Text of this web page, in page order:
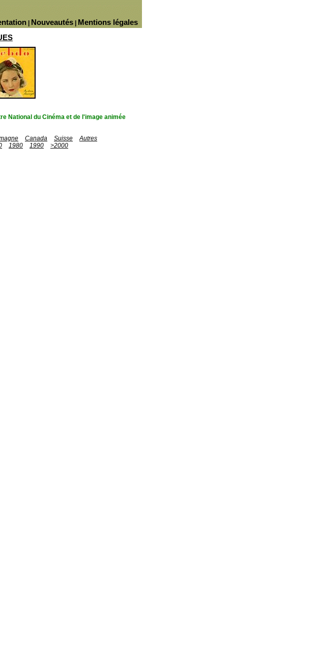
Mentions légales
Nouveautés
National du Cinéma et de l'image animée
Canada Suisse
Autres
1980 1990
>2000